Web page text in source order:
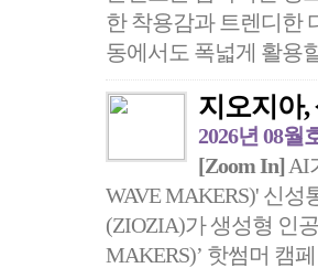
한 착용감과 트렌디한
동에서도 폭넓게 활용
지오지아,
2026년 08월
[Zoom In] AI
WAVE MAKERS)' 신
(ZIOZIA)가 생성형 인
MAKERS)’ 핫썸머 캠